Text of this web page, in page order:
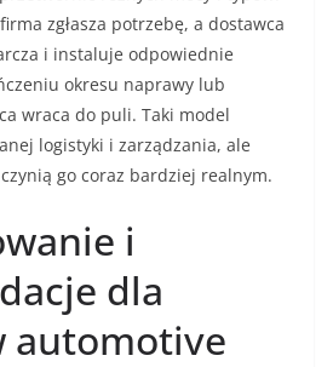
zgłasza potrzebę, a dostawca
i instaluje odpowiednie
okresu naprawy lub
wraca do puli. Taki model
logistyki i zarządzania, ale
go coraz bardziej realnym.
i
dla
automotive